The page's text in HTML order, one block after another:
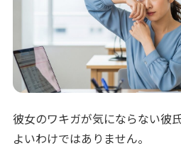
彼女のワキガが気にならない彼
よいわけではありません。